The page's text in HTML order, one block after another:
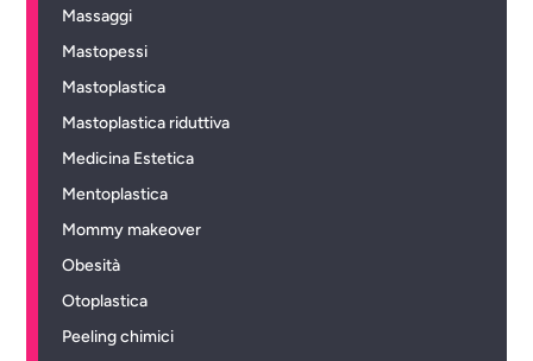
Massaggi
Mastopessi
Mastoplastica
Mastoplastica riduttiva
Medicina Estetica
Mentoplastica
Mommy makeover
Obesità
Otoplastica
Peeling chimici